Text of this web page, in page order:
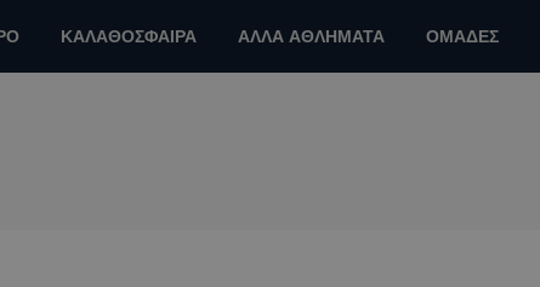
ΚΑΛΑΘΟΣΦΑΙΡΑ ΑΛΛΑ ΑΘΛΗΜΑΤΑ ΟΜΑΔΕΣ